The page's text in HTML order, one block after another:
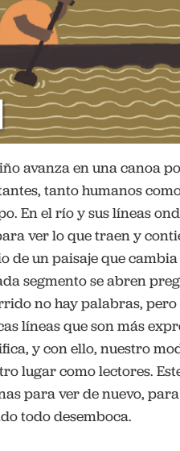
avanza en una canoa
tanto humanos
En el río y sus líneas
ver lo que traen y
de un paisaje que
segmento se abren
no hay palabras, pero
líneas que son más
y con ello, nuestro
lugar como lectores.
para ver de nuevo,
todo desemboca.